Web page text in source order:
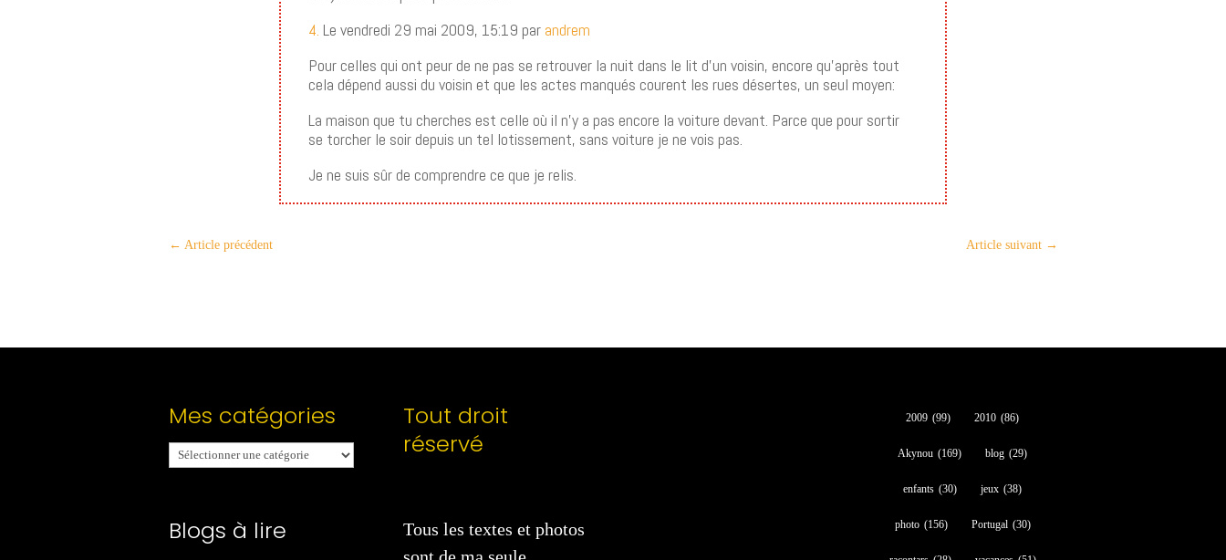
4. Le vendredi 29 mai 2009, 15:19 par andrem
Pour celles qui ont peur de ne pas se retrouver la nuit dans le lit d’un voisin, encore qu’après tout
cela dépend aussi du voisin et que les actes manqués courent les rues désertes, un seul moyen:
La maison que tu cherches est celle où il n’y a pas encore la voiture devant. Parce que pour sortir
se torcher le soir depuis un tel lotissement, sans voiture je ne vois pas.
Je ne suis sûr de comprendre ce que je relis.
← Article précédent Article suivant→
Mes catégories
Mes
catégories
Blogs à lire
Tout droit
réservé
Tous les textes et photos
2009 (99) 2010 (86)
Akynou (169) blog (29)
enfants (30) jeux (38)
photo (156) Portugal (30)